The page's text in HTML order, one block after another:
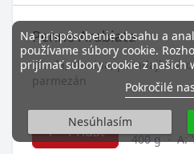
Penne Arabiata
cibuľa, slanina, paradajková
parmezán
Pridať
400 g · A:
Na prispôsobenie obsahu a
používame súbory cookie.
prijímať súbory cookie z našich
Pokročilé
Nesúhlasím